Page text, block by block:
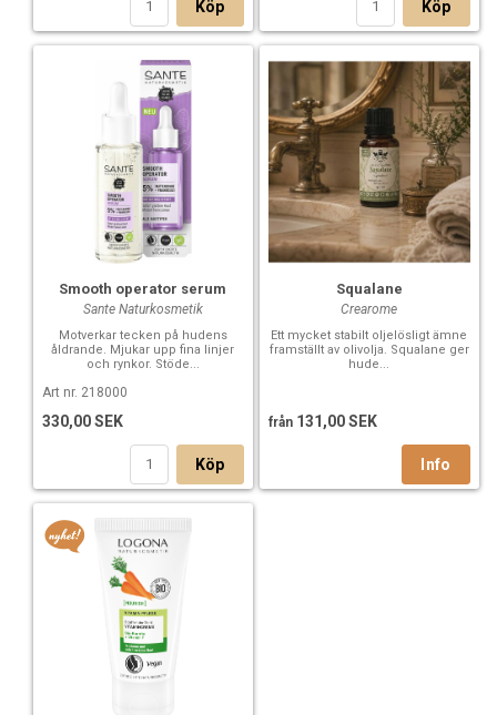
Köp Köp
Smooth operator serum
Sante Naturkosmetik
Motverkar tecken på hudens
åldrande. Mjukar upp fina linjer
och rynkor. Stöde...
Art nr. 218000
330,00 SEK
Köp
Squalane
Crearome
Ett mycket stabilt oljelösligt ämne
framställt av olivolja. Squalane ger
hude...
från 131,00 SEK